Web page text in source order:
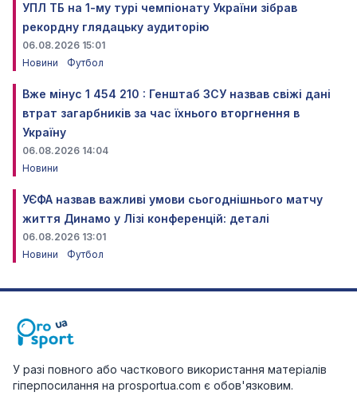
УПЛ ТБ на 1-му турі чемпіонату України зібрав
рекордну глядацьку аудиторію
06.08.2026 15:01
Новини
Футбол
Вже мінус 1 454 210 : Генштаб ЗСУ назвав свіжі дані
втрат загарбників за час їхнього вторгнення в
Україну
06.08.2026 14:04
Новини
УЄФА назвав важливі умови сьогоднішнього матчу
життя Динамо у Лізі конференцій: деталі
06.08.2026 13:01
Новини
Футбол
У разі повного або часткового використання матеріалів
гіперпосилання на prosportua.com є обов'язковим.